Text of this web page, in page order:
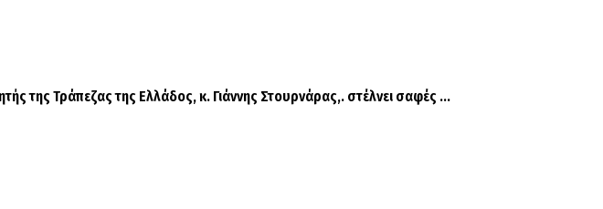
της Τράπεζας της Ελλάδος, κ. Γιάννης Στουρνάρας,. στέλνει σαφές ...